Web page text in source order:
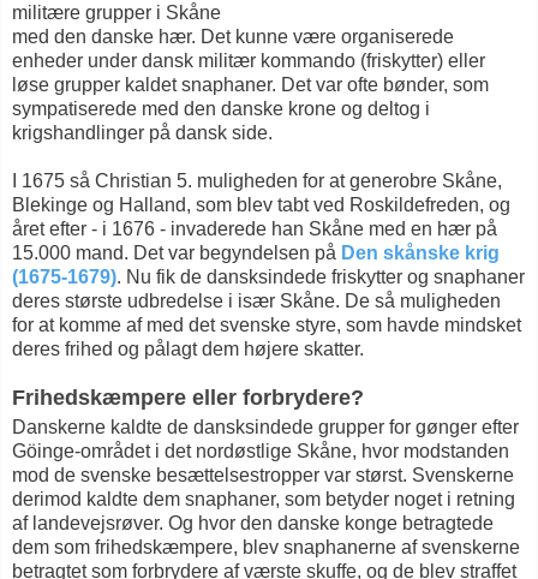
militære grupper i Skåne
med den danske hær. Det kunne være organiserede
enheder under dansk militær kommando (friskytter) eller
løse grupper kaldet snaphaner. Det var ofte bønder, som
sympatiserede med den danske krone og deltog i
krigshandlinger på dansk side.
I 1675 så Christian 5. muligheden for at generobre Skåne,
Blekinge og Halland, som blev tabt ved Roskildefreden, og
året efter - i 1676 - invaderede han Skåne med en hær på
15.000 mand. Det var begyndelsen på Den skånske krig
(1675-1679). Nu fik de dansksindede friskytter og snaphaner
deres største udbredelse i især Skåne. De så muligheden
for at komme af med det svenske styre, som havde mindsket
deres frihed og pålagt dem højere skatter.
Frihedskæmpere eller forbrydere?
Danskerne kaldte de dansksindede grupper for gønger efter
Göinge-området i det nordøstlige Skåne, hvor modstanden
mod de svenske besættelsestropper var størst. Svenskerne
derimod kaldte dem snaphaner, som betyder noget i retning
af landevejsrøver. Og hvor den danske konge betragtede
dem som frihedskæmpere, blev snaphanerne af svenskerne
betragtet som forbrydere af værste skuffe, og de blev straffet